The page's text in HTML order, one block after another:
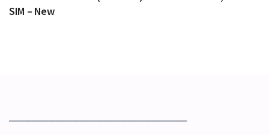
SIM – New